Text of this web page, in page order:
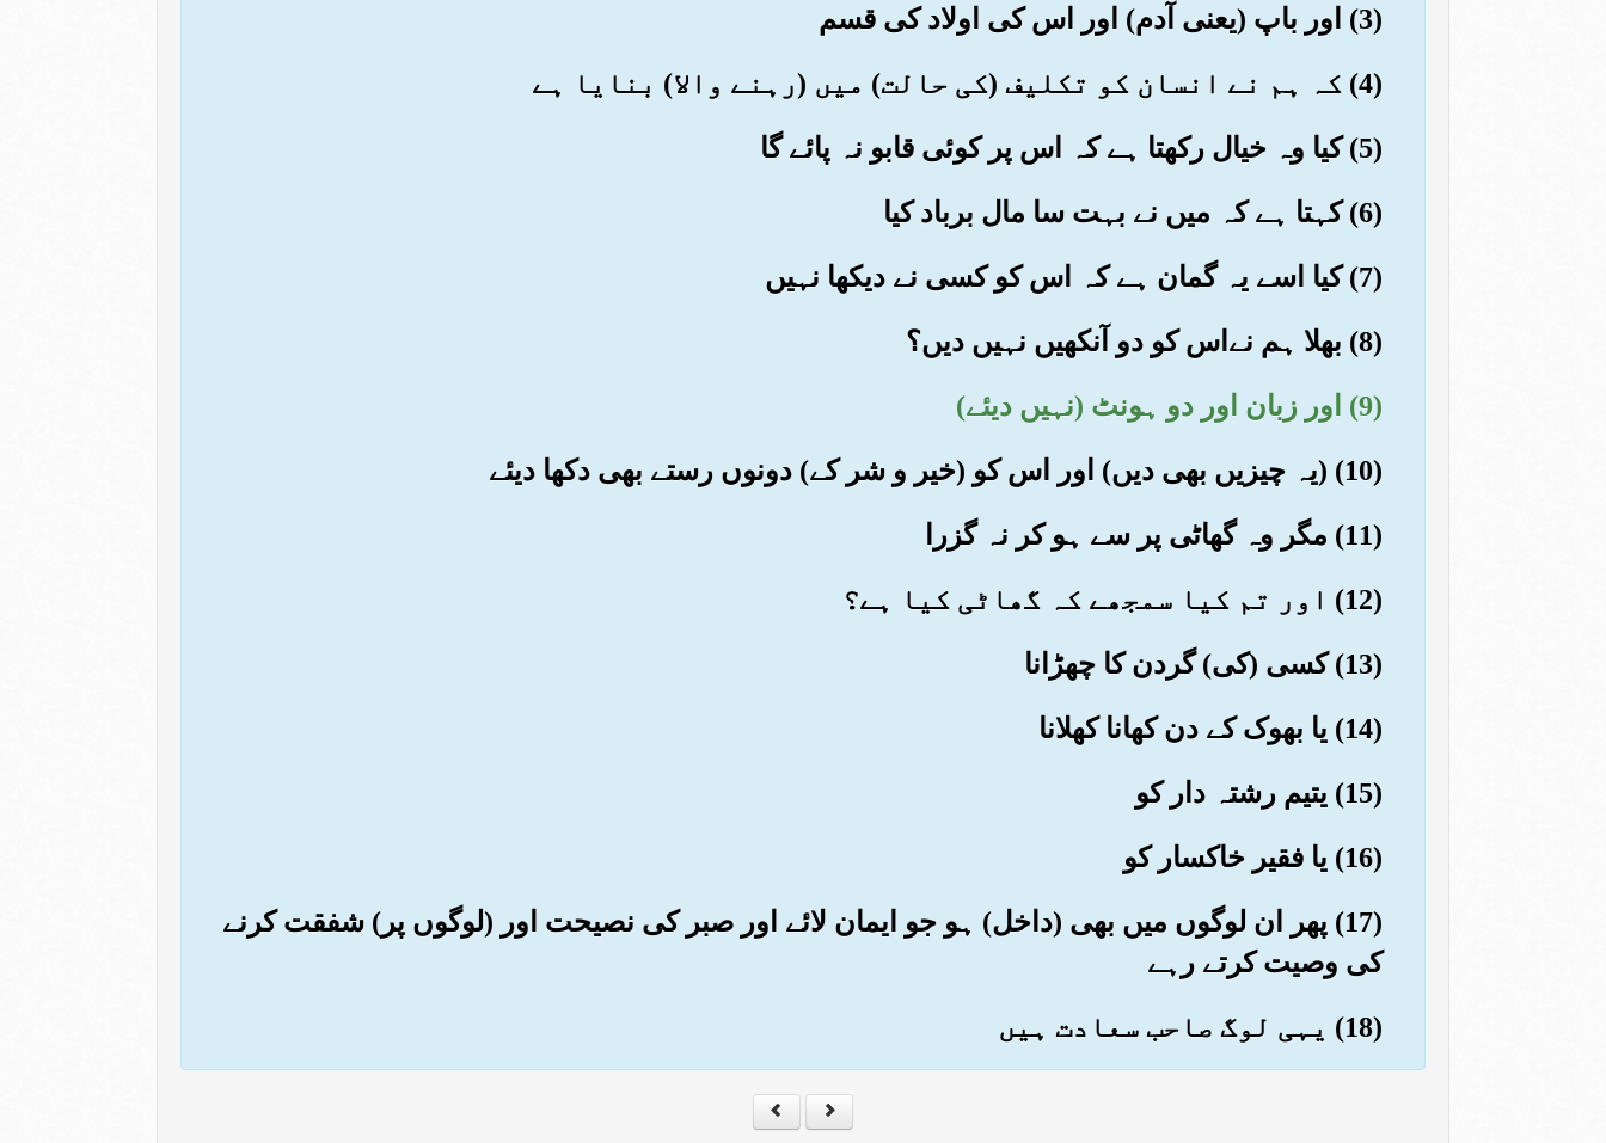
(3) اور باپ (یعنی آدم) اور اس کی اولاد کی قسم
(4) کہ ہم نے انسان کو تکلیف (کی حالت) میں (رہنے والا) بنایا ہے
(5) کیا وہ خیال رکھتا ہے کہ اس پر کوئی قابو نہ پائے گا
(6) کہتا ہے کہ میں نے بہت سا مال برباد کیا
(7) کیا اسے یہ گمان ہے کہ اس کو کسی نے دیکھا نہیں
(8) بھلا ہم نےاس کو دو آنکھیں نہیں دیں؟
(9) اور زبان اور دو ہونٹ (نہیں دیئے)
(10) (یہ چیزیں بھی دیں) اور اس کو (خیر و شر کے) دونوں رستے بھی دکھا دیئے
(11) مگر وہ گھاٹی پر سے ہو کر نہ گزرا
(12) اور تم کیا سمجھے کہ گھاٹی کیا ہے؟
(13) کسی (کی) گردن کا چھڑانا
(14) یا بھوک کے دن کھانا کھلانا
(15) یتیم رشتہ دار کو
(16) یا فقیر خاکسار کو
(17) پھر ان لوگوں میں بھی (داخل) ہو جو ایمان لائے اور صبر کی نصیحت اور (لوگوں پر) شفقت کرنے
کی وصیت کرتے رہے
(18) یہی لوگ صاحب سعادت ہیں